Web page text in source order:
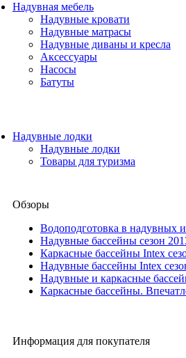
Надувная мебель
Надувные кровати
Надувные матрасы
Надувные диваны и кресла
Аксессуары
Насосы
Батуты
Надувные лодки
Надувные лодки
Товары для туризма
Обзоры
Водоподготовка в надувных
Надувные бассейны сезон
Каркасные бассейны Intex
Надувные бассейны Intex
Надувные и каркасные
Каркасные бассейны.
Информация для покупателя